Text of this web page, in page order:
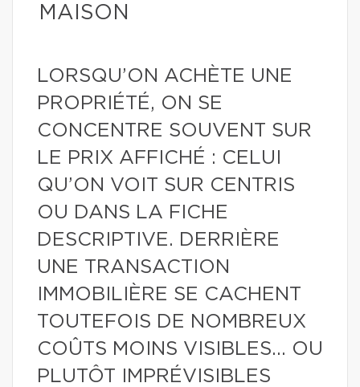
MAISON
LORSQU’ON ACHÈTE UNE
PROPRIÉTÉ, ON SE
CONCENTRE SOUVENT SUR
LE PRIX AFFICHÉ : CELUI
QU’ON VOIT SUR CENTRIS
OU DANS LA FICHE
DESCRIPTIVE. DERRIÈRE
UNE TRANSACTION
IMMOBILIÈRE SE CACHENT
TOUTEFOIS DE NOMBREUX
COÛTS MOINS VISIBLES… OU
PLUTÔT IMPRÉVISIBLES